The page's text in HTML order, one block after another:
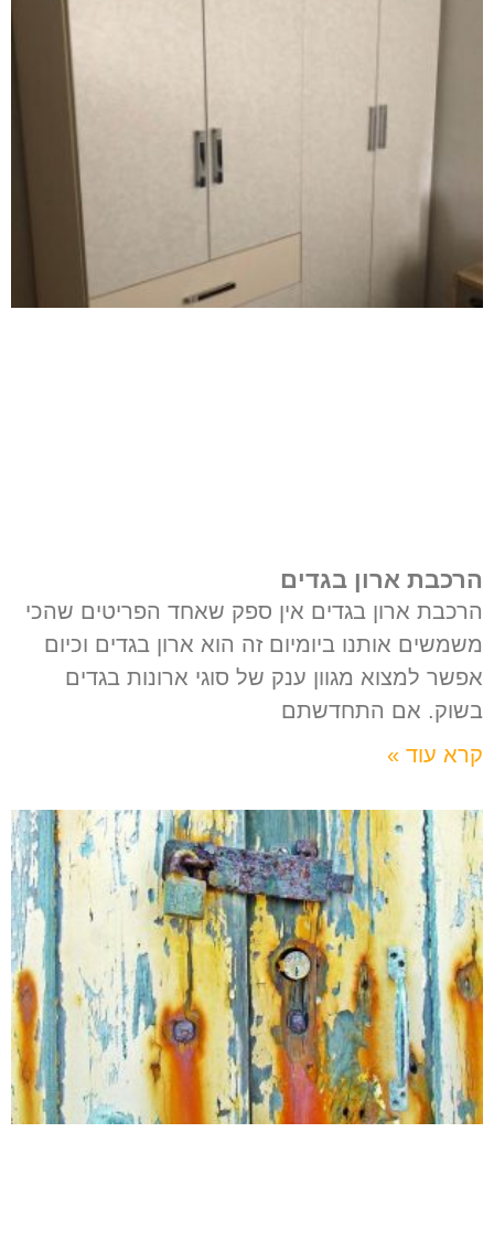
הרכבת ארון בגדים
הרכבת ארון בגדים אין ספק שאחד הפריטים שהכי
משמשים אותנו ביומיום זה הוא ארון בגדים וכיום
אפשר למצוא מגוון ענק של סוגי ארונות בגדים
בשוק. אם התחדשתם
קרא עוד »